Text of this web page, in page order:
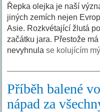
Řepka olejka je naší
jiných zemích nejen
Asie. Rozkvétající žlutá
začátku jara. Přestože
nevyhnulase kolujícím
Příběh balené
nápad za